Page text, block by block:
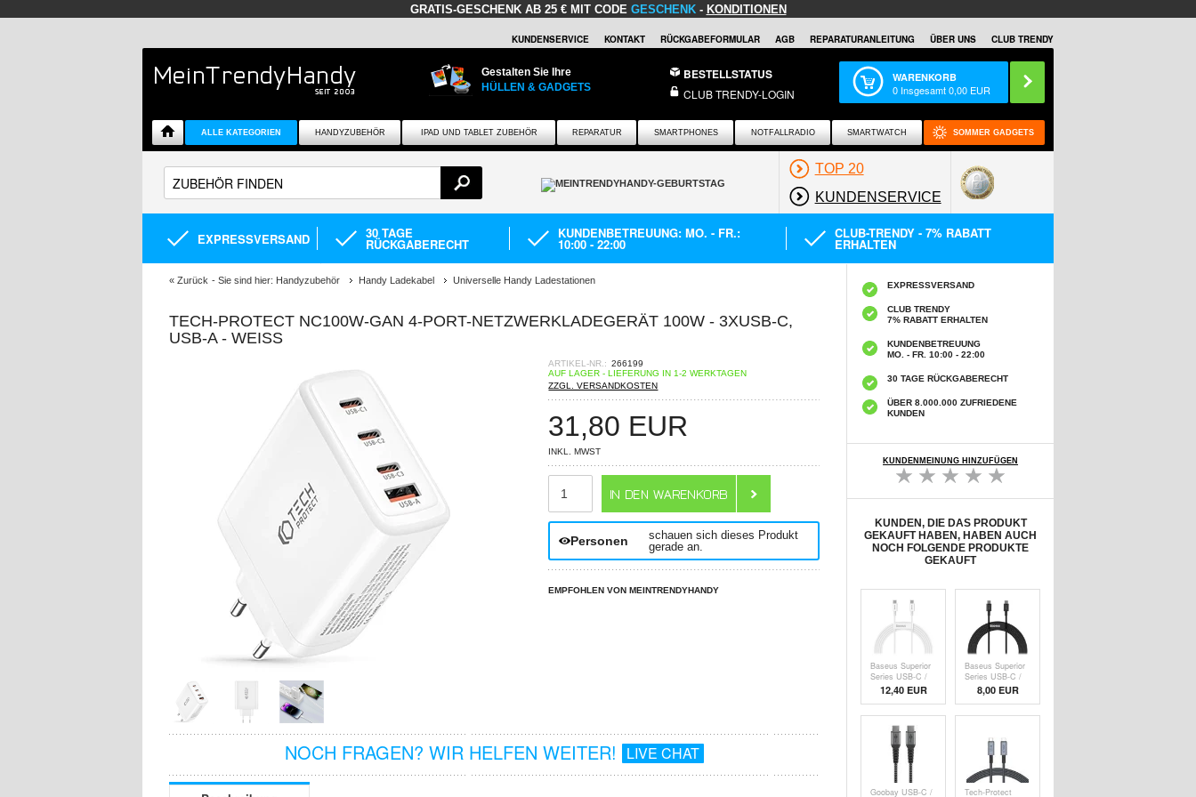
GRATIS-GESCHENK AB 25 € MIT CODE GESCHENK- KONDITIONEN
KUNDENSERVICE KONTAKT RÜCKGABEFORMULAR AGB REPARATURANLEITUNG ÜBER UNS CLUB TRENDY
Gestalten Sie Ihre
HÜLLEN & GADGETS
BESTELLSTATUS
CLUB TRENDY-LOGIN
WARENKORB
0 Insgesamt0,00 EUR
ALLE KATEGORIEN HANDYZUBEHÖR IPAD UND TABLET ZUBEHÖR REPARATUR SMARTPHONES NOTFALLRADIO SMARTWATCH SOMMER GADGETS
TOP 20
KUNDENSERVICE
EXPRESSVERSAND 30 TAGE
RÜCKGABERECHT
KUNDENBETREUUNG: MO. - FR.:
10:00 - 22:00
CLUB-TRENDY - 7% RABATT
ERHALTEN
« Zurück - Sie sind hier: Handyzubehör Handy Ladekabel Universelle Handy Ladestationen
TECH-PROTECT NC100W-GAN 4-PORT-NETZWERKLADEGERÄT 100W - 3XUSB-C,
USB-A - WEISS
ARTIKEL-NR.: 266199
AUF LAGER - LIEFERUNG IN 1-2 WERKTAGEN
ZZGL. VERSANDKOSTEN
31,80 EUR
INKL. MWST
Personen
schauen sich dieses Produkt
gerade an.
EMPFOHLEN VON MEINTRENDYHANDY
NOCH FRAGEN? WIR HELFEN WEITER! LIVE CHAT
EXPRESSVERSAND
CLUB TRENDY
7% RABATT ERHALTEN
KUNDENBETREUUNG
MO. - FR. 10:00 - 22:00
30 TAGE RÜCKGABERECHT
ÜBER 8.000.000 ZUFRIEDENE
KUNDEN
KUNDENMEINUNG HINZUFÜGEN
KUNDEN, DIE DAS PRODUKT
GEKAUFT HABEN, HABEN AUCH
NOCH FOLGENDE PRODUKTE
GEKAUFT
Baseus Superior
Series USB-C /
USB-C Kabel -
100W, 2m -
Weiß
12,40 EUR
Baseus Superior
Series USB-C /
USB-C Kabel -
100W, 2m -
Schwarz
8,00EUR
Goobay USB-C /
Tech-Protect